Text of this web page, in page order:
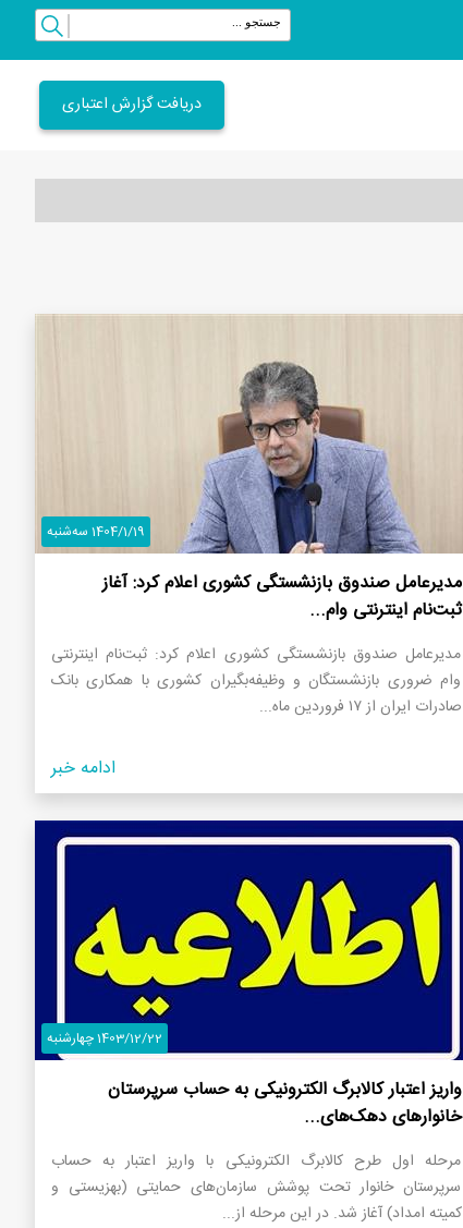
دریافت گزارش اعتباری
1404/1/19 سه‌شنبه
مدیرعامل صندوق بازنشستگی کشوری اعلام کرد: آغاز
ثبت‌نام اینترنتی وام...
مدیرعامل صندوق بازنشستگی کشوری اعلام کرد: ثبت‌نام اینترنتی
وام ضروری بازنشستگان و وظیفه‌بگیران کشوری با همکاری بانک
صادرات ایران از ۱۷ فروردین ماه...
ادامه خبر
1403/12/22 چهارشنبه
واریز اعتبار کالابرگ الکترونیکی به حساب سرپرستان
خانوار‌های دهک‌های...
مرحله اول طرح کالابرگ الکترونیکی با واریز اعتبار به حساب
سرپرستان خانوار تحت پوشش سازمان‌های حمایتی (بهزیستی و
کمیته امداد) آغاز شد. در این مرحله از...